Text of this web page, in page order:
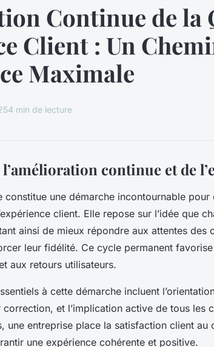
Continue de la
Client : Un
Maximale
4 min de lecture
continue et de
constitue une démarche incontournable
client. Elle repose sur l’idée que
ainsi de mieux répondre aux attentes des
leur fidélité. Ce cycle permanent favorise
aux retours utilisateurs.
à cette démarche incluent
et l’implication active de tous les
une entreprise place la satisfaction client
une expérience cohérente et positive.